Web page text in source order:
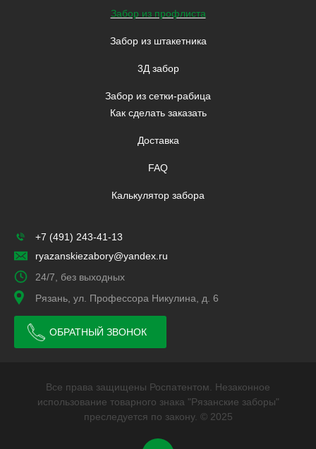
Забор из профлиста
Забор из штакетника
3Д забор
Забор из сетки-рабица
Как сделать заказать
Доставка
FAQ
Калькулятор забора
+7 (491) 243-41-13
ryazanskiezabory@yandex.ru
24/7, без выходных
Рязань, ул. Профессора Никулина, д. 6
ОБРАТНЫЙ ЗВОНОК
Все права защищены Роспатентом. Незаконное
использование товарного знака "Рязанские заборы"
преследуется по закону. © 2025